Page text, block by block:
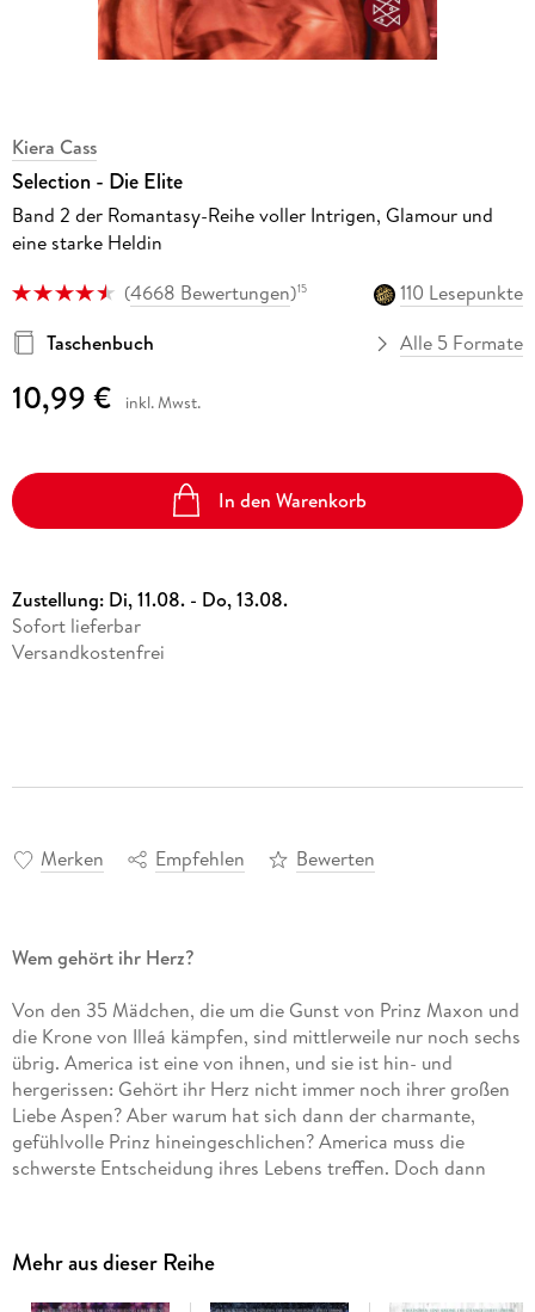
Kiera Cass
Selection - Die Elite
Band 2 der Romantasy-Reihe voller Intrigen, Glamour und
eine starke Heldin
(4668 Bewertungen)15
110 Lesepunkte
Taschenbuch
Alle 5 Formate
10,99 € inkl. Mwst.
In den Warenkorb
Zustellung: Di, 11.08. - Do, 13.08.
Sofort lieferbar
Versandkostenfrei
Merken Empfehlen Bewerten
Wem gehört ihr Herz?
Von den 35 Mädchen, die um die Gunst von Prinz Maxon und
die Krone von Illeá kämpfen, sind mittlerweile nur noch sechs
übrig. America ist eine von ihnen, und sie ist hin- und
hergerissen: Gehört ihr Herz nicht immer noch ihrer großen
Liebe Aspen? Aber warum hat sich dann der charmante,
gefühlvolle Prinz hineingeschlichen? America muss die
schwerste Entscheidung ihres Lebens treffen. Doch dann
und prunkvollen Roben kämpft America nicht nur um die
Krone, sondern auch um ihr Herz.
Mehr aus dieser Reihe